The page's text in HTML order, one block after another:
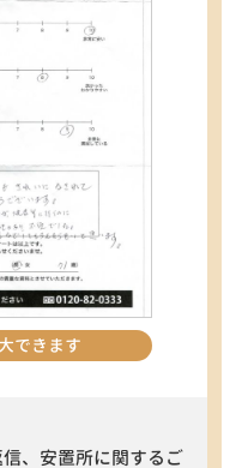
できます
、安置所に関するご